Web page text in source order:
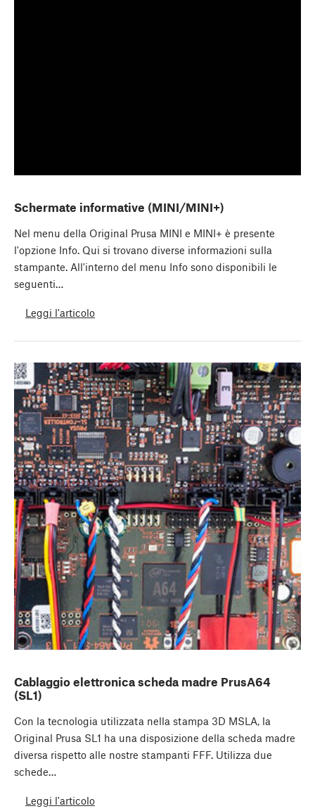
Schermate informative (MINI/MINI+)
Nel menu della Original Prusa MINI e MINI+ è presente
l'opzione Info. Qui si trovano diverse informazioni sulla
stampante. All'interno del menu Info sono disponibili le
seguenti…
Leggi l'articolo
Cablaggio elettronica scheda madre PrusA64
(SL1)
Con la tecnologia utilizzata nella stampa 3D MSLA, la
Original Prusa SL1 ha una disposizione della scheda madre
diversa rispetto alle nostre stampanti FFF. Utilizza due
schede…
Leggi l'articolo